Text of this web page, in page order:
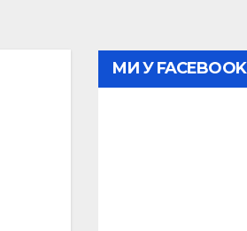
МИ У FACEBOOK